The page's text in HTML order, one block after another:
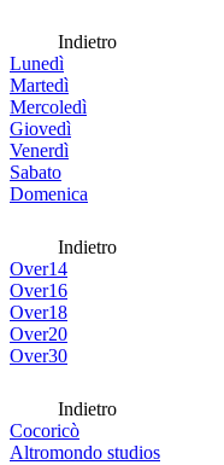
Indietro
Lunedì
Martedì
Mercoledì
Giovedì
Venerdì
Sabato
Domenica
Indietro
Over14
Over16
Over18
Over20
Over30
Indietro
Cocoricò
Altromondo studios